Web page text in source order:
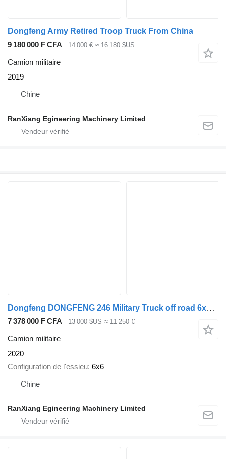
Dongfeng Army Retired Troop Truck From China
9 180 000 F CFA
14 000 € ≈ 16 180 $US
Camion militaire
2019
Chine
RanXiang Egineering Machinery Limited
Dongfeng DONGFENG 246 Military Truck off road 6x6 truck
7 378 000 F CFA 13 000 $US ≈ 11 250 €
Camion militaire
2020
Configuration de l'essieu 6x6
Chine
RanXiang Egineering Machinery Limited